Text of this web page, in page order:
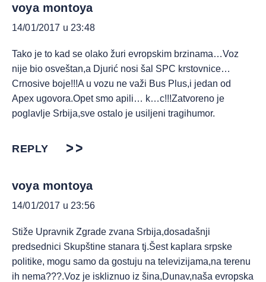
voya montoya
14/01/2017 u 23:48
Tako je to kad se olako žuri evropskim brzinama…Voz
nije bio osveštan,a Djurić nosi šal SPC krstovnice…
Crnosive boje!!!A u vozu ne važi Bus Plus,i jedan od
Apex ugovora.Opet smo apili… k…c!!!Zatvoreno je
poglavlje Srbija,sve ostalo je usiljeni tragihumor.
REPLY
voya montoya
14/01/2017 u 23:56
Stiže Upravnik Zgrade zvana Srbija,dosadašnji
predsednici Skupštine stanara tj.Šest kaplara srpske
politike, mogu samo da gostuju na televizijama,na terenu
ih nema???.Voz je iskliznuo iz šina,Dunav,naša evropska